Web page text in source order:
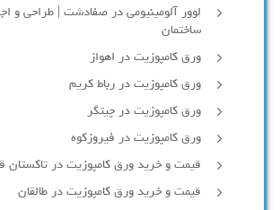
لوور آلومینیومی در صفادشت | طراحی و
ساختمان
ورق کامپوزیت در اهواز
ورق کامپوزیت در رباط کریم
ورق کامپوزیت در چیتگر
ورق کامپوزیت در فیروزکوه
قیمت و خرید ورق کامپوزیت در تاکستان
قیمت و خرید ورق کامپوزیت در طالقان